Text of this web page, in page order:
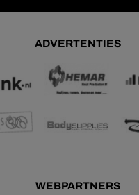
ADVERTENTIES
WEBPARTNERS